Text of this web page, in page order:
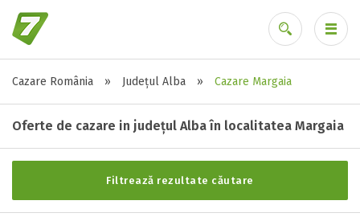
Cazare România » Județul Alba » Cazare Margaia
Oferte de cazare in județul Alba în localitatea Margaia
Filtrează rezultate căutare
Stele / margarete
Neclasificat
2 stele / margarete
3 stele / margarete